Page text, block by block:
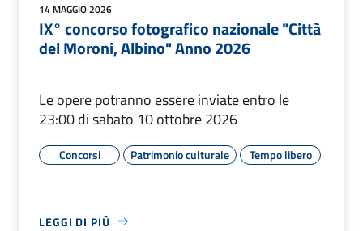
14 MAGGIO 2026
IX° concorso fotografico nazionale "Città
del Moroni, Albino" Anno 2026
Le opere potranno essere inviate entro le
23:00 di sabato 10 ottobre 2026
Concorsi Patrimonio culturale Tempo libero
LEGGI DI PIÙ